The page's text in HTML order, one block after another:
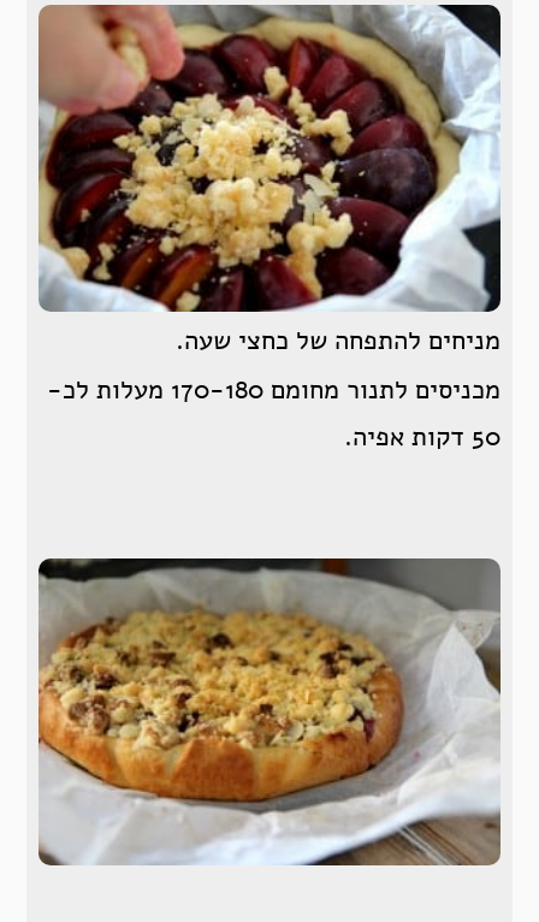
מניחים להתפחה של כחצי שעה.
מכניסים לתנור מחומם 170-180 מעלות לכ-
50 דקות אפיה.